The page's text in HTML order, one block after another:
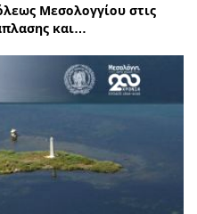
Μεσολογγίου στις
και…